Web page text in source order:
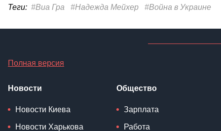
Теги: #Виа Гра #Надежда Мейхер #Война в Украине
Полная версия
Новости
Новости Киева
Новости Харькова
Общество
Зарплата
Работа